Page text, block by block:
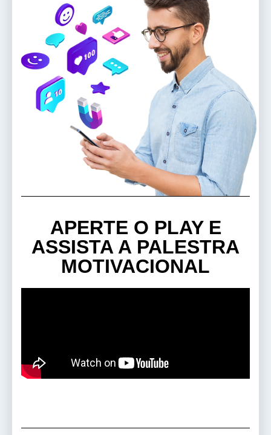
APERTE O PLAY E
ASSISTA A PALESTRA
MOTIVACIONAL